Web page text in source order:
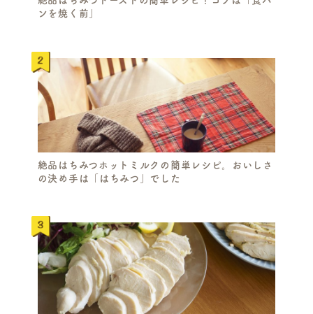
ンを焼く前」
絶品はちみつホットミルクの簡単レシピ。おいしさ
の決め手は「はちみつ」でした